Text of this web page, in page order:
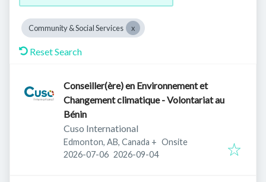
Community & Social Services
Reset Search
Conseiller(ère) en Environnement et
Changement climatique - Volontariat au
Bénin
Cuso International
Edmonton, AB, Canada + Onsite
Published:
2026-07-06 Expires:
2026-09-04